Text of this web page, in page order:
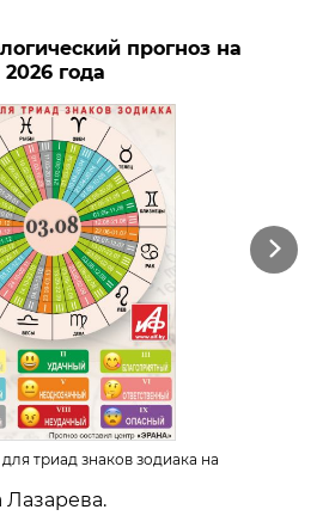
прогноз на
года
Next
триад знаков зодиака на
Лазарева.